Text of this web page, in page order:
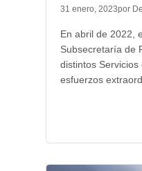
31 enero, 2023por
En abril de 2022,
Subsecretaría de
distintos
esfuerzos